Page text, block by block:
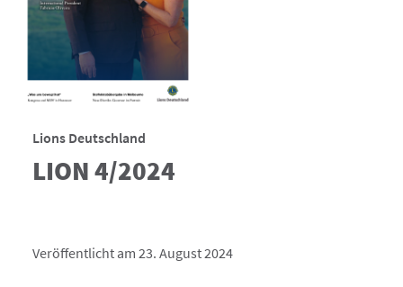
Lions Deutschland
LION 4/2024
Veröffentlicht am 23. August 2024